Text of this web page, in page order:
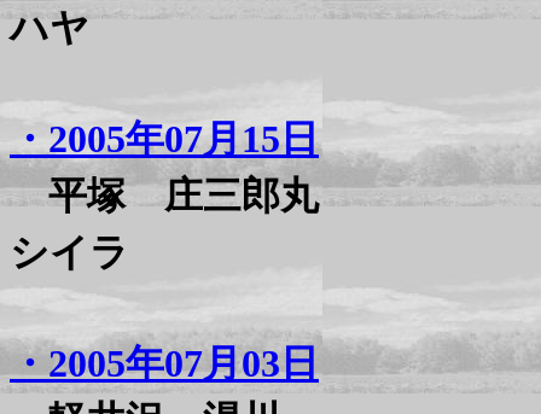
ハヤ
・2005年07月15日
平塚 庄三郎丸
シイラ
・2005年07月03日